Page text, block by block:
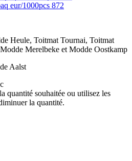
eur/1000pcs 872
Heule, Toitmat Tournai, Toitmat
Modde Merelbeke et Modde Oostkamp
Aalst
quantité souhaitée ou utilisez les
la quantité.